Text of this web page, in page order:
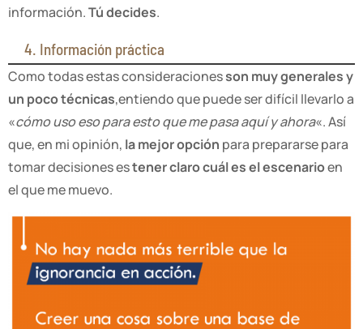
información.Tú decides.
4. Información práctica
Como todas estas consideracionesson muy generales y
un poco técnicas,entiendo que puede ser difícil llevarlo a
«cómo uso eso para esto que me pasa aquí y ahora«. Así
que, en mi opinión, la mejor opción para prepararse para
tomar decisiones estener claro cuál es el escenarioen
el que me muevo.